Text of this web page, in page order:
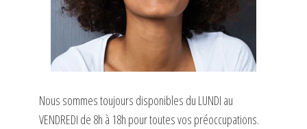
Nous sommes toujours disponibles du LUNDI au
VENDREDI de 8h à 18h pour toutes vos préoccupations.